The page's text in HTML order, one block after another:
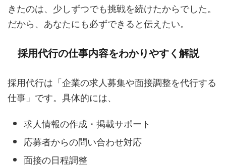
きたのは、少しずつでも挑戦を続けたからでした。
だから、あなたにも必ずできると伝えたい。
採用代行の仕事内容をわかりやすく解説
採用代行は「企業の求人募集や面接調整を代行する
仕事」です。具体的には、
求人情報の作成・掲載サポート
応募者からの問い合わせ対応
面接の日程調整